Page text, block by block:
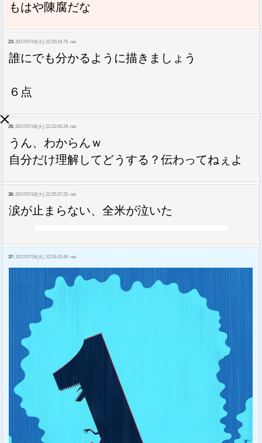
もはや陳腐だな
23: 2017/07/18(火) 22:20:19.75 .net
誰にでも分かるように描きましょう
６点
26: 2017/07/18(火) 22:22:00.29 .net
うん、わからんｗ
自分だけ理解してどうする？伝わってねぇよ
36: 2017/07/18(火) 22:25:27.25 .net
涙が止まらない、全米が泣いた
37: 2017/07/18(火) 22:26:03.49 .net
Sponsored Link